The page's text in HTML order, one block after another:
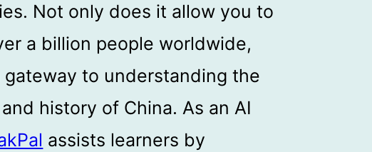
Not only does it allow you to
a billion people worldwide,
to understanding the
history of China. As an AI
assists learners by